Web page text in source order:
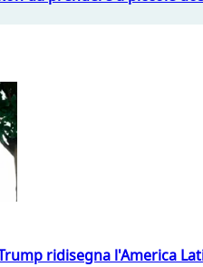
ridisegna l'America